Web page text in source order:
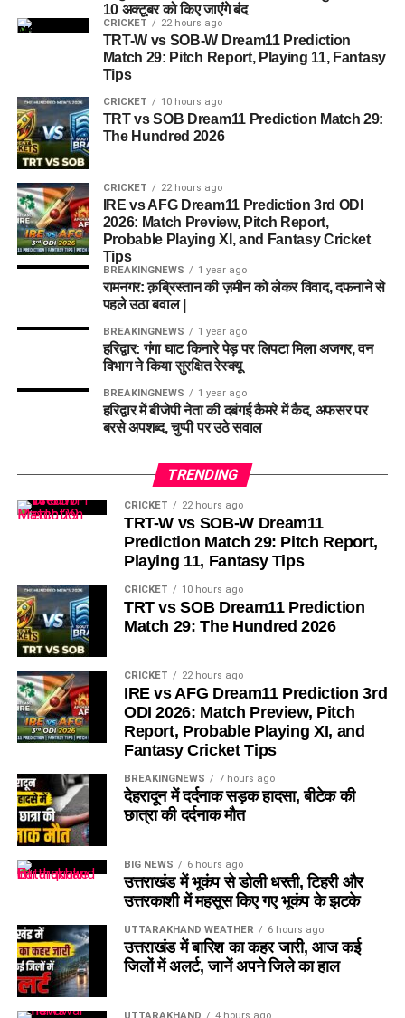
10 अक्टूबर को किए जाएंंगे बंद
CRICKET 22 hours ago
TRT-W vs SOB-W Dream11 Prediction
Match 29: Pitch Report, Playing 11, Fantasy
Tips
CRICKET 10 hours ago
TRT vs SOB Dream11 Prediction Match 29:
The Hundred 2026
CRICKET 22 hours ago
IRE vs AFG Dream11 Prediction 3rd ODI
2026: Match Preview, Pitch Report,
Probable Playing XI, and Fantasy Cricket
Tips
BREAKINGNEWS 1 year ago
रामनगर: क़ब्रिस्तान की ज़मीन को लेकर विवाद, दफनाने से
पहले उठा बवाल |
BREAKINGNEWS 1 year ago
हरिद्वार: गंगा घाट किनारे पेड़ पर लिपटा मिला अजगर, वन
विभाग ने किया सुरक्षित रेस्क्यू
BREAKINGNEWS 1 year ago
हरिद्वार में बीजेपी नेता की दबंगई कैमरे में कैद, अफसर पर
बरसे अपशब्द, चुप्पी पर उठे सवाल
TRENDING
CRICKET 22 hours ago
TRT-W vs SOB-W Dream11
Prediction Match 29: Pitch Report,
Playing 11, Fantasy Tips
CRICKET 10 hours ago
TRT vs SOB Dream11 Prediction
Match 29: The Hundred 2026
CRICKET 22 hours ago
IRE vs AFG Dream11 Prediction 3rd
ODI 2026: Match Preview, Pitch
Report, Probable Playing XI, and
Fantasy Cricket Tips
BREAKINGNEWS 7 hours ago
देहरादून में दर्दनाक सड़क हादसा, बीटेक की
छात्रा की दर्दनाक मौत
BIG NEWS 6 hours ago
उत्तराखंड में भूकंप से डोली धरती, टिहरी और
उत्तरकाशी में महसूस किए गए भूकंप के झटके
UTTARAKHAND WEATHER 6 hours ago
उत्तराखंड में बारिश का कहर जारी, आज कई
जिलों में अलर्ट, जानें अपने जिले का हाल